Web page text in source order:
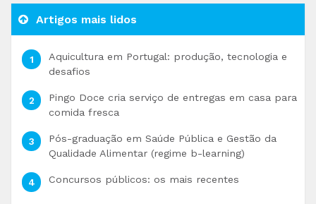
Artigos mais lidos
Aquicultura em Portugal: produção, tecnologia e
desafios
Pingo Doce cria serviço de entregas em casa para
comida fresca
Pós-graduação em Saúde Pública e Gestão da
Qualidade Alimentar (regime b-learning)
Concursos públicos: os mais recentes